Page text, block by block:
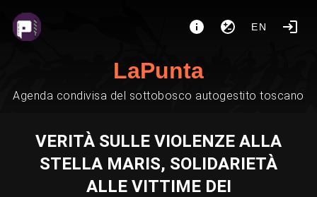
EN
LaPunta
Agenda condivisa del sottobosco autogestito toscano
VERITÀ SULLE VIOLENZE ALLA
STELLA MARIS, SOLIDARIETÀ
ALLE VITTIME DEI